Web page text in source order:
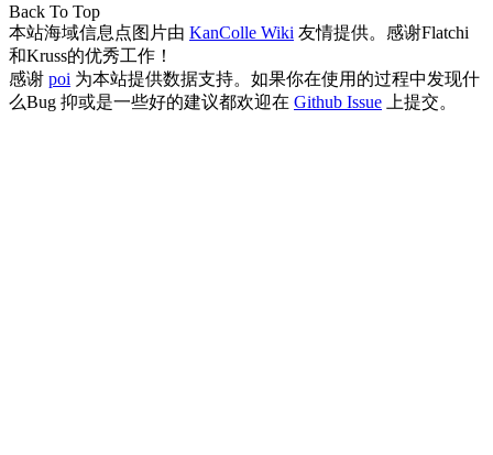
Back To Top
本站海域信息点图片由 KanColle Wiki 友情提供。感谢Flatchi
和Kruss的优秀工作！
感谢 poi 为本站提供数据支持。如果你在使用的过程中发现什
么Bug 抑或是一些好的建议都欢迎在 Github Issue 上提交。